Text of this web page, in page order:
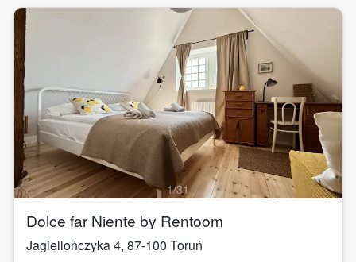
1/31
Dolce far Niente by Rentoom
Jagiellończyka 4, 87-100 Toruń